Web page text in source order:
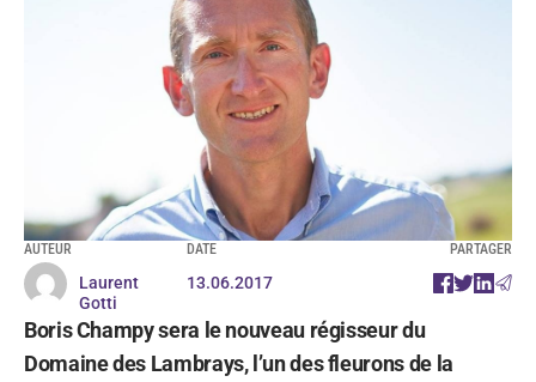
AUTEUR
Laurent
Gotti
DATE
13.06.2017
PARTAGER
Boris Champy sera le nouveau régisseur du
Domaine des Lambrays, l’un des fleurons de la